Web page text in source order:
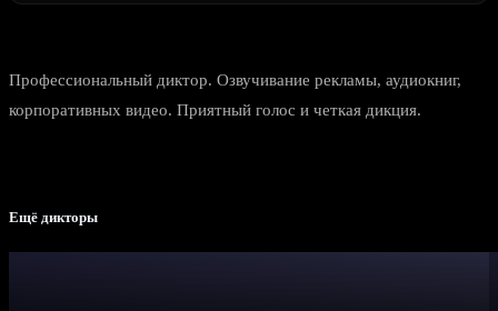
Профессиональный диктор. Озвучивание рекламы, аудиокниг,
корпоративных видео. Приятный голос и четкая дикция.
Ещё дикторы